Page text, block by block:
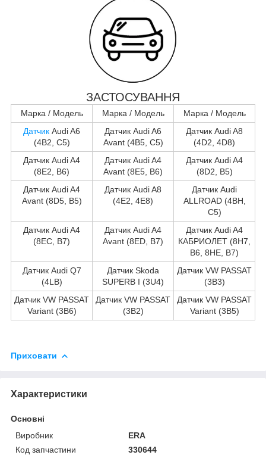
ЗАСТОСУВАННЯ
Марка / Модель Марка / Модель
Марка / Модель
Датчик Audi A6
(4B2, C5)
Датчик Audi A6
Avant (4B5, C5)
Датчик Audi A8
(4D2, 4D8)
Датчик Audi A4
(8E2, B6)
Датчик Audi A4
Avant (8E5, B6)
Датчик Audi A4
(8D2, B5)
Датчик Audi A4
Avant (8D5, B5)
Датчик Audi A8
(4E2, 4E8)
Датчик Audi
ALLROAD (4BH,
C5)
Датчик Audi A4
(8EC, B7)
Датчик Audi A4
Avant (8ED, B7)
Датчик Audi A4
КАБРИОЛЕТ (8H7,
B6, 8HE, B7)
Датчик Audi Q7
(4LB)
Датчик Skoda
SUPERB I (3U4)
Датчик VW PASSAT
(3B3)
Датчик VW PASSAT
Variant (3B6)
Датчик VW PASSAT
(3B2)
Датчик VW PASSAT
Variant (3B5)
Приховати
Характеристики
Основні
Виробник
ERA
Код запчастини
330644